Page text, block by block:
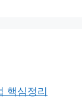
핵심정리